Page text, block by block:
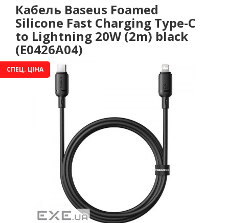
Кабель Baseus Foamed
Silicone Fast Charging Type-C
to Lightning 20W (2m) black
(E0426A04)
СПЕЦ. ЦІНА